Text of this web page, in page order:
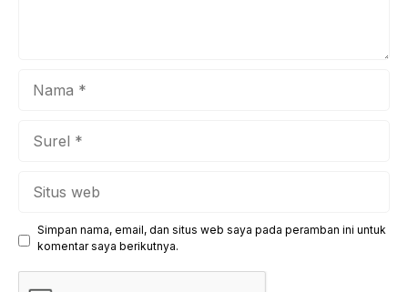
Simpan nama, email, dan situs web saya pada peramban ini untuk
komentar saya berikutnya.